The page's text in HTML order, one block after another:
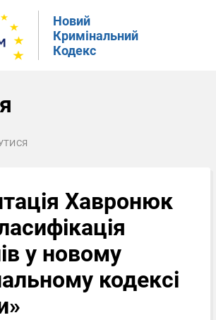
Новий
Кримінальний
Кодекс
Хавронюк
у новому
кодексі